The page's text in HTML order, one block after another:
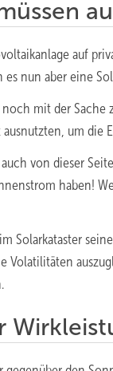
auf
es nun aber eine
mit der Sache
um die
von dieser
haben!
Solarkataster
Volatilitäten